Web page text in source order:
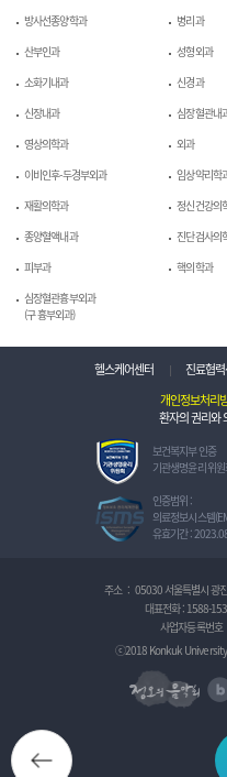
방사선종양학과
병리과
산부인과
성형외과
소화기내과
신경과
신장내과
심장혈관내
영상의학과
외과
이비인후-두경부외과
임상약리학
재활의학과
정신건강의
종양혈액내과
진단검사의
피부과
핵의학과
심장혈관흉부외과
(구 흉부외과)
헬스케어센터 진료협
개인정보처리
환자의 권리와
보
건
복
지
부
인
관
생
리
보건복지부 인증
기관생명윤리 위
정
보
보
리
체
증
인증범위 :
의료정보시스템
유효기간 :
주소 : 05030 서울특별시 광
대표전화 : 1588-
사업자등록번호
ⓒ2018 Konkuk
정오
BACK